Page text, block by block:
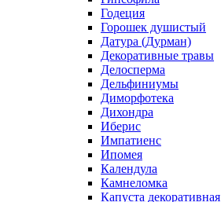
Годеция
Горошек душистый
Датура (Дурман)
Декоративные травы
Делосперма
Дельфиниумы
Диморфотека
Дихондра
Иберис
Импатиенс
Ипомея
Календула
Камнеломка
Капуста декоративная